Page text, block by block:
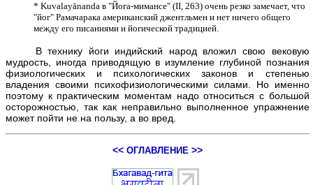
* Kuvalayānanda в "Йога-мимансе" (II, 263) очень резко замечает, что
"йог" Рамачарака американский джентльмен и нет ничего общего
между его писаниями и йогической традицией.
В технику йоги индийский народ вложил свою вековую
мудрость, иногда приводящую в изумление глубиной познания
физиологических и психологических законов и степенью
владения своими психофизиологическими силами. Но именно
поэтому к практическим моментам надо относиться с большой
осторожностью, так как неправильно выполненное упражнение
может пойти не на пользу, а во вред.
<< ОГЛАВЛЕHИЕ >>